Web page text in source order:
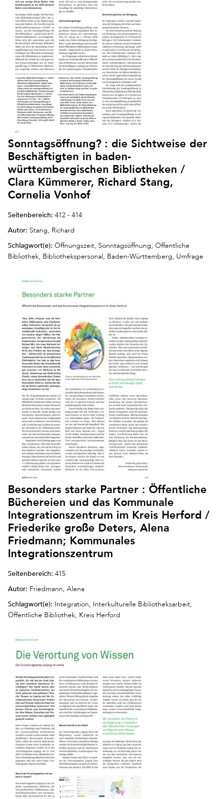
Sonntagsöffnung? : die Sichtweise der
Beschäftigten in baden-
württembergischen Bibliotheken /
Clara Kümmerer, Richard Stang,
Cornelia Vonhof
Seitenbereich: 412 - 414
Autor: Stang, Richard
Schlagwort(e): Öffnungszeit, Sonntagsöffnung, Öffentliche
Bibliothek, Bibliothekspersonal, Baden-Württemberg, Umfrage
Besonders starke Partner : Öffentliche
Büchereien und das Kommunale
Integrationszentrum im Kreis Herford /
Friederike große Deters, Alena
Friedmann; Kommunales
Integrationszentrum
Seitenbereich: 415
Autor: Friedmann, Alena
Schlagwort(e): Integration, Interkulturelle Bibliotheksarbeit,
Öffentliche Bibliothek, Kreis Herford